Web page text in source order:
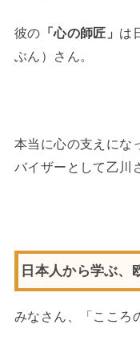
彼の 「心の師匠」 は
ぶん）さん。
本当に心の支えにな
バイザーとして乙川
日本人から学ぶ、
みなさん、「こころ